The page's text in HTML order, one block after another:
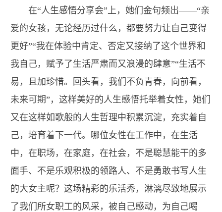
在“人生感悟分享会”上，她们金句频出——“亲
爱的女孩，无论经历过什么，都要努力让自己变得
更好”“我在体验中肯定、否定又接纳了这个世界和
我自己，赋予了生活严肃而又浪漫的肆意”“生活不
易，且加珍惜。回头看，我们不负青春，向前看，
未来可期”，这样美好的人生感悟托举着女性，她们
又在这样如歌般的人生哲理中积累沉淀，充实着自
己，培育着下一代。哪位女性在工作中，在生活
中，在职场，在家庭，在社会，不是聪慧能干的多
面手、不是乐观积极的领路人、不是勇敢书写人生
的大女主呢？这场精彩的乐活秀，淋漓尽致地展示
了我们所女职工的风采，被自己感动，为自己喝